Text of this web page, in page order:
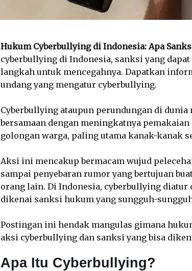
Hukum Cyberbullying di Indonesia: Apa
cyberbullying di Indonesia, sanksi yang
langkah untuk mencegahnya. Dapatkan
undang yang mengatur cyberbullying.
Cyberbullying ataupun perundungan di dunia
bersamaan dengan meningkatnya
golongan warga, paling utama kanak-kanak
Aksi ini mencakup bermacam wujud
sampai penyebaran rumor yang bertujuan
orang lain. Di Indonesia, cyberbullying diatur
dikenai sanksi hukum yang sungguh-
Postingan ini hendak mangulas gimana
aksi cyberbullying dan sanksi yang bisa
Apa Itu Cyberbullying?